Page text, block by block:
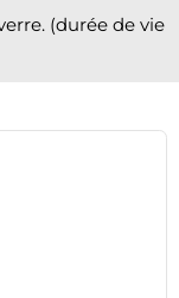
(durée de vie